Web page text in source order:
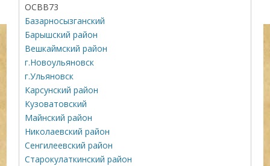
ОСВВ73
Базарносызганский
Барышский район
Вешкаймский район
г.Новоульяновск
г.Ульяновск
Карсунский район
Кузоватовский
Майнский район
Николаевский район
Сенгилеевский район
Старокулаткинский район